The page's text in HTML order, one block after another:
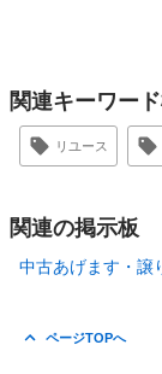
関連キーワー
リユース
関連の掲示板
中古あげます・譲
ページTOPへ